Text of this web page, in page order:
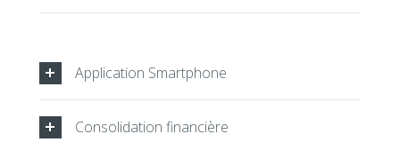
Application Smartphone
Consolidation financière